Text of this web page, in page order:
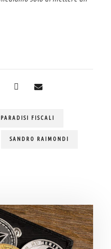
PARADISI FISCALI
SANDRO RAIMONDI